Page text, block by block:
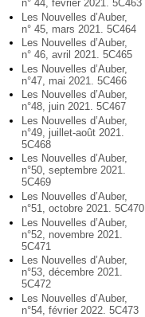
n° 44, février 2021. 5C463
Les Nouvelles d’Auber,
n° 45, mars 2021. 5C464
Les Nouvelles d’Auber,
n° 46, avril 2021. 5C465
Les Nouvelles d’Auber,
n°47, mai 2021. 5C466
Les Nouvelles d’Auber,
n°48, juin 2021. 5C467
Les Nouvelles d’Auber,
n°49, juillet-août 2021.
5C468
Les Nouvelles d’Auber,
n°50, septembre 2021.
5C469
Les Nouvelles d’Auber,
n°51, octobre 2021. 5C470
Les Nouvelles d’Auber,
n°52, novembre 2021.
5C471
Les Nouvelles d’Auber,
n°53, décembre 2021.
5C472
Les Nouvelles d’Auber,
n°54, février 2022. 5C473